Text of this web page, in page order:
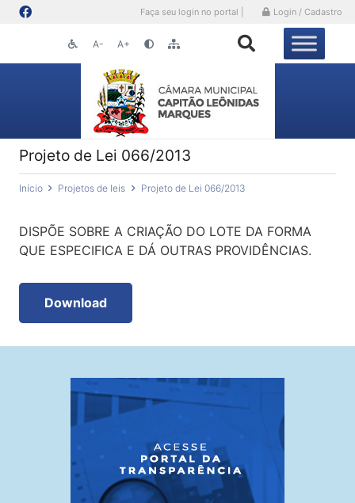
Faça seu login no portal | Login / Cadastro
A- A+
Projeto de Lei 066/2013
Início Projetos de leis Projeto de Lei 066/2013
DISPÕE SOBRE A CRIAÇÃO DO LOTE DA FORMA
QUE ESPECIFICA E DÁ OUTRAS PROVIDÊNCIAS.
Download